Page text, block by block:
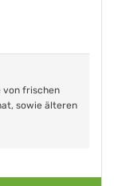
von frischen
sowie älteren